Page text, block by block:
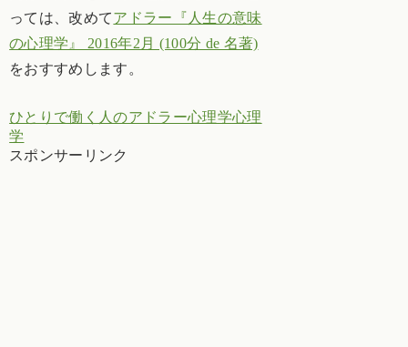
っては、改めてアドラー『人生の意味
の心理学』 2016年2月 (100分 de 名著)
をおすすめします。
ひとりで働く人のアドラー心理学心理
学
スポンサーリンク